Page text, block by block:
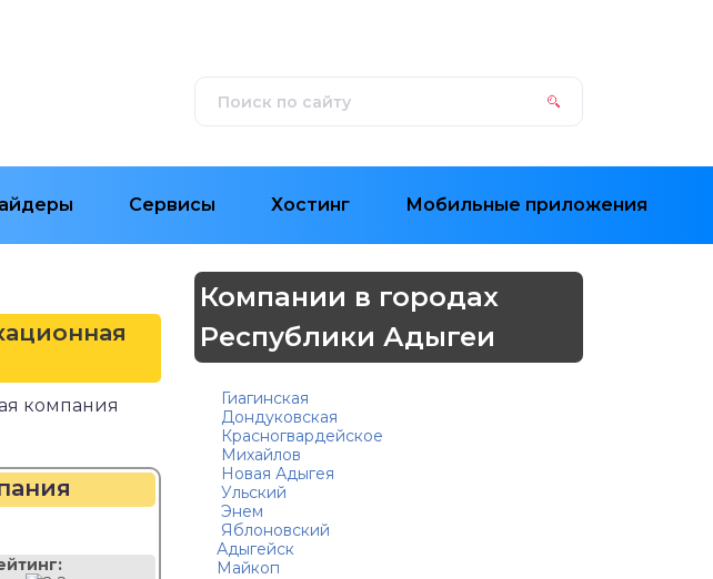
Сервисы Хостинг Мобильные приложения
компания
Компании в городах
Республики Адыгеи
Гиагинская
Дондуковская
Красногвардейское
Михайлов
Новая Адыгея
Ульский
Энем
Яблоновский
Адыгейск
Майкоп